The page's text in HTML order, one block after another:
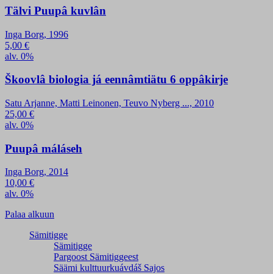
Tälvi Puupâ kuvlân
Inga Borg, 1996
5,00 €
alv. 0%
Škoovlâ biologia já eennâmtiätu 6 oppâkirje
Satu Arjanne, Matti Leinonen, Teuvo Nyberg ..., 2010
25,00 €
alv. 0%
Puupâ máláseh
Inga Borg, 2014
10,00 €
alv. 0%
Palaa alkuun
Sämitigge
Sämitigge
Pargoost Sämitiggeest
Säämi kulttuurkuávdáš Sajos